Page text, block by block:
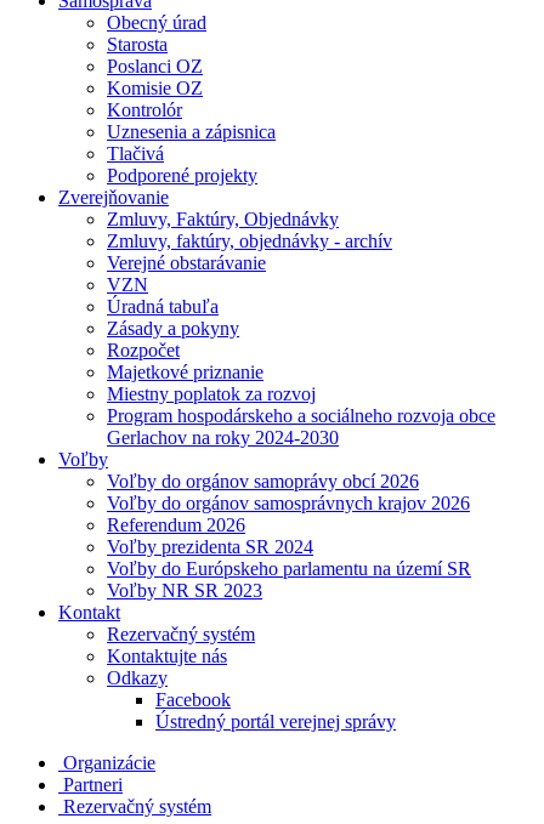
Obecný úrad
Starosta
Poslanci OZ
Komisie OZ
Kontrolór
Uznesenia a zápisnica
Tlačivá
Podporené projekty
Zverejňovanie
Zmluvy, Faktúry, Objednávky
Zmluvy, faktúry, objednávky - archív
Verejné obstarávanie
VZN
Úradná tabuľa
Zásady a pokyny
Rozpočet
Majetkové priznanie
Miestny poplatok za rozvoj
Program hospodárskeho a sociálneho rozvoja obce
Gerlachov na roky 2024-2030
Voľby
Voľby do orgánov samoprávy obcí 2026
Voľby do orgánov samosprávnych krajov 2026
Referendum 2026
Voľby prezidenta SR 2024
Voľby do Európskeho parlamentu na území SR
Voľby NR SR 2023
Kontakt
Rezervačný systém
Kontaktujte nás
Odkazy
Facebook
Ústredný portál verejnej správy
Organizácie
Partneri
Rezervačný systém